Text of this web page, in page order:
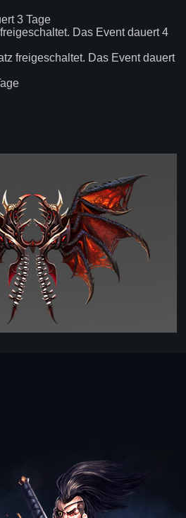
3 Tage
Das Event dauert 4
freigeschaltet. Das Event dauert